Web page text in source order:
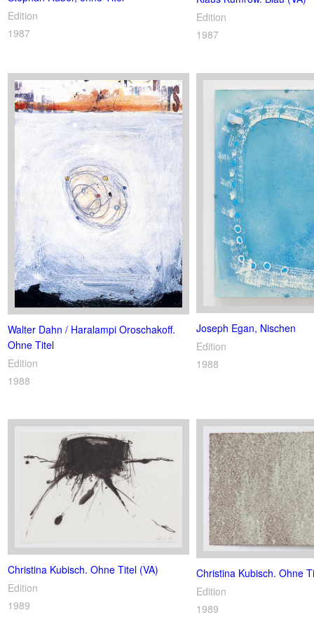
Edition
1987
Edition
1987
Walter Dahn / Haralampi Oroschakoff.
Ohne Titel
Edition
1988
Joseph Egan, Nischen
Edition
1988
Christina Kubisch. Ohne Titel (VA)
Edition
1989
Christina Kubisch. Ohne
Edition
1989